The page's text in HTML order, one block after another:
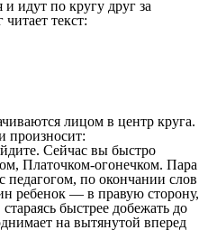
идут по кругу друг за
текст:
лицом в центр круга.
произносит:
Сейчас вы быстро
Платочком-огонечком. Пара
педагогом, по окончании слов
ребенок — в правую сторону,
быстрее добежать до
на вытянутой вперед